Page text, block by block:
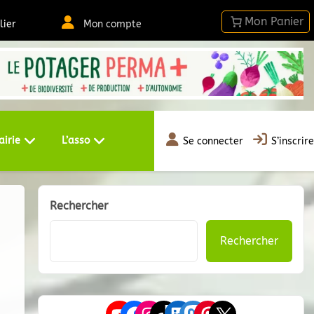
Mon compte
L’asso Se connecter S’inscrire
Rechercher
Rechercher